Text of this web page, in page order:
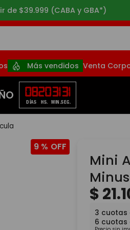
$39.999 (CABA y GBA*)
Más vendidos Venta
08
DÍAS
20
HS.
31
MIN.
29
SEG.
9 %
Mini
$21.
3 cuotas
6 cuotas